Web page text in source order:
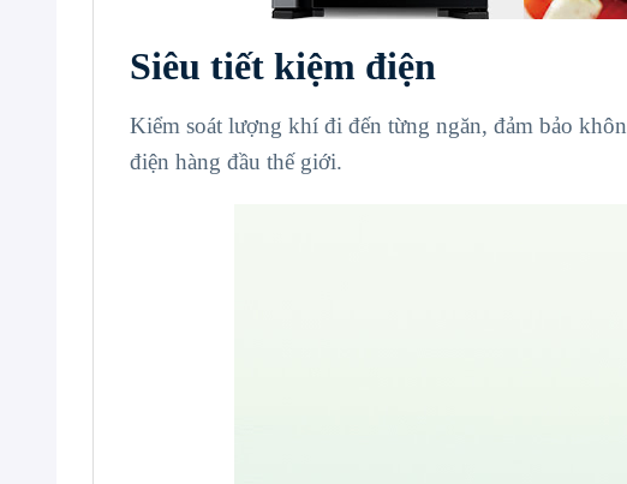
Siêu tiết kiệm điện
Kiểm soát lượng khí đi đến từng ngăn, đảm bảo
điện hàng đầu thế giới.